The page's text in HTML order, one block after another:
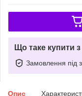
Що таке купити
Замовлення під
Опис